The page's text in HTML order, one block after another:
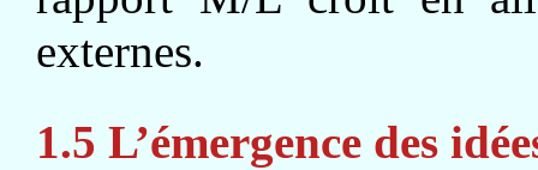
externes.
1.5 L’émergence des